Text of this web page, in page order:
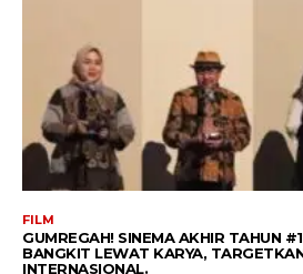
FILM
GUMREGAH! SINEMA AKHIR TAHUN
BANGKIT LEWAT KARYA,
INTERNASIONAL.